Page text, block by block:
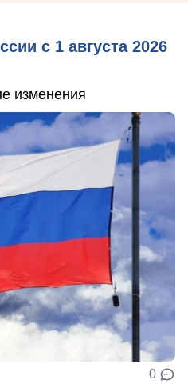
с 1 августа 2026
изменения
0